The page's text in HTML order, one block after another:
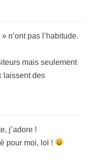
n’ont pas l’habitude.
mais seulement
laissent des
j’adore !
pour moi, lol !